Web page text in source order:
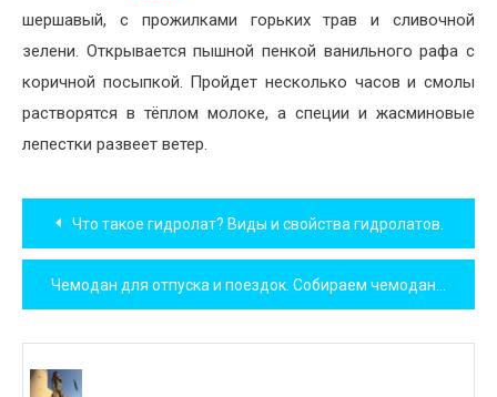
шершавый, с прожилками горьких трав и сливочной
зелени. Открывается пышной пенкой ванильного рафа с
коричной посыпкой. Пройдет несколько часов и смолы
растворятся в тёплом молоке, а специи и жасминовые
лепестки развеет ветер.
Навигация
по
записям
Что такое гидролат? Виды и свойства гидролатов.